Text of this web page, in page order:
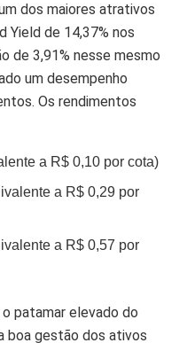
dos maiores atrativos
Yield de 14,37% nos
de 3,91% nesse mesmo
um desempenho
Os rendimentos
a R$ 0,10 por cota)
a R$ 0,29 por
a R$ 0,57 por
patamar elevado do
boa gestão dos ativos